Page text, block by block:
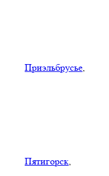
Приэльбрусье,
Пятигорск,